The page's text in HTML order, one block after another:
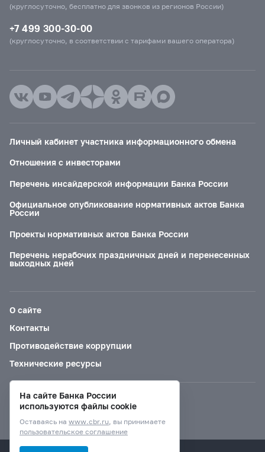
(круглосуточно, бесплатно для звонков из регионов России)
+7 499 300-30-00
(круглосуточно, в соответствии с тарифами вашего оператора)
Личный кабинет участника информационного обмена
Отношения с инвесторами
Перечень инсайдерской информации Банка России
Официальное опубликование нормативных актов Банка
России
Проекты нормативных актов Банка России
Перечень нерабочих праздничных дней и перенесенных
выходных дней
О сайте
Контакты
Противодействие коррупции
Технические ресурсы
Версия для слабовидящих
На сайте Банка России
используются файлы cookie
Оставаясь на www.cbr.ru, вы принимаете
пользовательское соглашение